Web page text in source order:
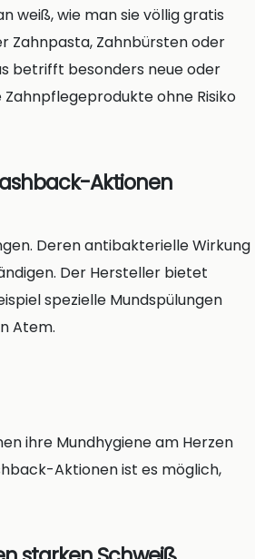
weiß, wie man sie völlig gratis
Zahnpasta, Zahnbürsten oder
betrifft besonders neue oder
ohne Risiko
Aktionen
Deren antibakterielle Wirkung
Der Hersteller bietet
spezielle Mundspülungen
Atem.
ihre Mundhygiene am Herzen
Aktionen ist es möglich,